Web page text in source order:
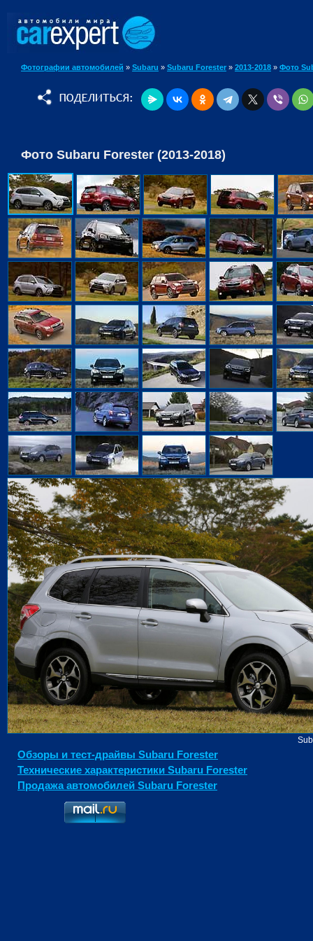
Фотографии автомобилей » Subaru » Subaru Forester » 2013-2018 » Фото
Фото Subaru Forester (2013-2018)
Обзоры и тест-драйвы Subaru Forester
Технические характеристики Subaru Forester
Продажа автомобилей Subaru Forester